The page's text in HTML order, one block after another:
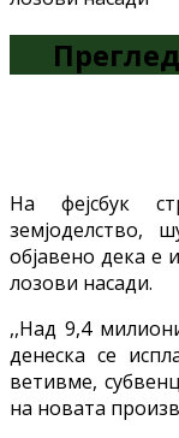
Преглед
На фејсбук
земјоделство,
објавено дека е
лозови насади.
,,Над 9,4
денеска се
ветивме,
на новата